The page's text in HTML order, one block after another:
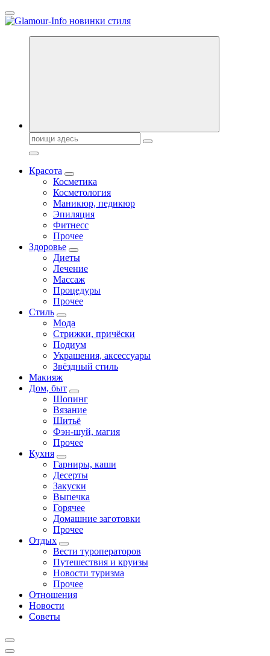
Перейти
к
Секреты молодости, красоты и долголетия. Гламурный журнал
Поиск:
Красота
Косметика
Косметология
Маникюр, педикюр
Эпиляция
Фитнесс
Прочее
Здоровье
Диеты
Лечение
Массаж
Процедуры
Прочее
Стиль
Мода
Стрижки, причёски
Подиум
Украшения, аксессуары
Звёздный стиль
Макияж
Дом, быт
Шопинг
Вязание
Шитьё
Фэн-шуй, магия
Прочее
Кухня
Гарниры, каши
Десерты
Закуски
Выпечка
Горячее
Домашние заготовки
Прочее
Отдых
Вести туроператоров
Путешествия и круизы
Новости туризма
Прочее
Отношения
Новости
Советы